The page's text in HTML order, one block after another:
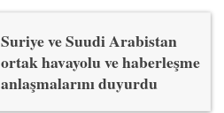
Suriye ve Suudi Arabistan
ortak havayolu ve haberleşme
anlaşmalarını duyurdu